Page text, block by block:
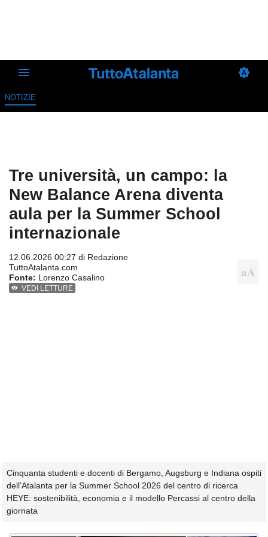
NOTIZIE
Tre università, un campo: la
New Balance Arena diventa
aula per la Summer School
internazionale
12.06.2026 00:27 di Redazione
TuttoAtalanta.com
Fonte: Lorenzo Casalino
VEDI LETTURE
Cinquanta studenti e docenti di Bergamo, Augsburg e Indiana ospiti
dell'Atalanta per la Summer School 2026 del centro di ricerca
HEYE: sostenibilità, economia e il modello Percassi al centro della
giornata